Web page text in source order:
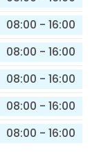
08:00 - 16:00
08:00 - 16:00
08:00 - 16:00
08:00 - 16:00
08:00 - 16:00